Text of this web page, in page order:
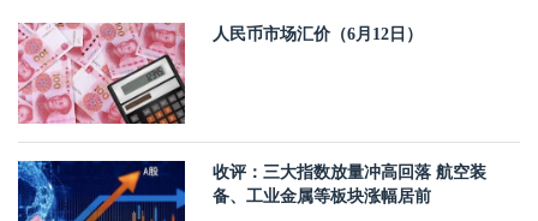
人民币市场汇价（6月12日）
收评：三大指数放量冲高回落 航空装
备、工业金属等板块涨幅居前